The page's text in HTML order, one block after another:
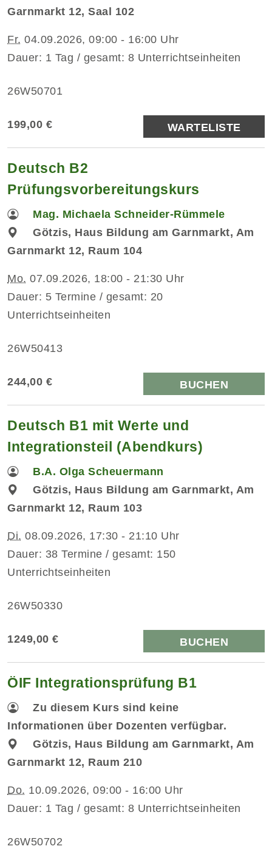
Garnmarkt 12, Saal 102
Fr. 04.09.2026, 09:00 - 16:00 Uhr
Dauer: 1 Tag / gesamt: 8 Unterrichtseinheiten
26W50701
199,00 € WARTELISTE
Deutsch B2
Prüfungsvorbereitungskurs
Mag. Michaela Schneider-Rümmele
Götzis, Haus Bildung am Garnmarkt, Am
Garnmarkt 12, Raum 104
Mo. 07.09.2026, 18:00 - 21:30 Uhr
Dauer: 5 Termine / gesamt: 20
Unterrichtseinheiten
26W50413
244,00 € BUCHEN
Deutsch B1 mit Werte und
Integrationsteil (Abendkurs)
B.A. Olga Scheuermann
Götzis, Haus Bildung am Garnmarkt, Am
Garnmarkt 12, Raum 103
Di. 08.09.2026, 17:30 - 21:10 Uhr
Dauer: 38 Termine / gesamt: 150
Unterrichtseinheiten
26W50330
1249,00 € BUCHEN
ÖIF Integrationsprüfung B1
Zu diesem Kurs sind keine
Informationen über Dozenten verfügbar.
Götzis, Haus Bildung am Garnmarkt, Am
Garnmarkt 12, Raum 210
Do. 10.09.2026, 09:00 - 16:00 Uhr
Dauer: 1 Tag / gesamt: 8 Unterrichtseinheiten
26W50702